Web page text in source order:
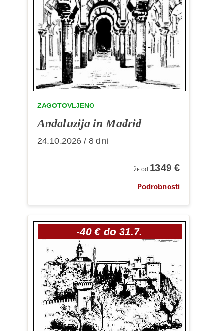
ZAGOTOVLJENO
Andaluzija in Madrid
24.10.2026 / 8 dni
že od 1349 €
Podrobnosti
-40 € do 31.7.